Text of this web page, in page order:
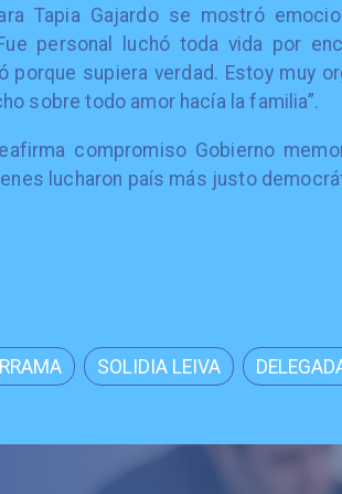
Tapia Gajardo se mostró
personal luchó toda vida por
porque supiera verdad. Estoy muy
sobre todo amor hacía la familia”.
compromiso Gobierno
lucharon país más justo
SOLIDIA LEIVA